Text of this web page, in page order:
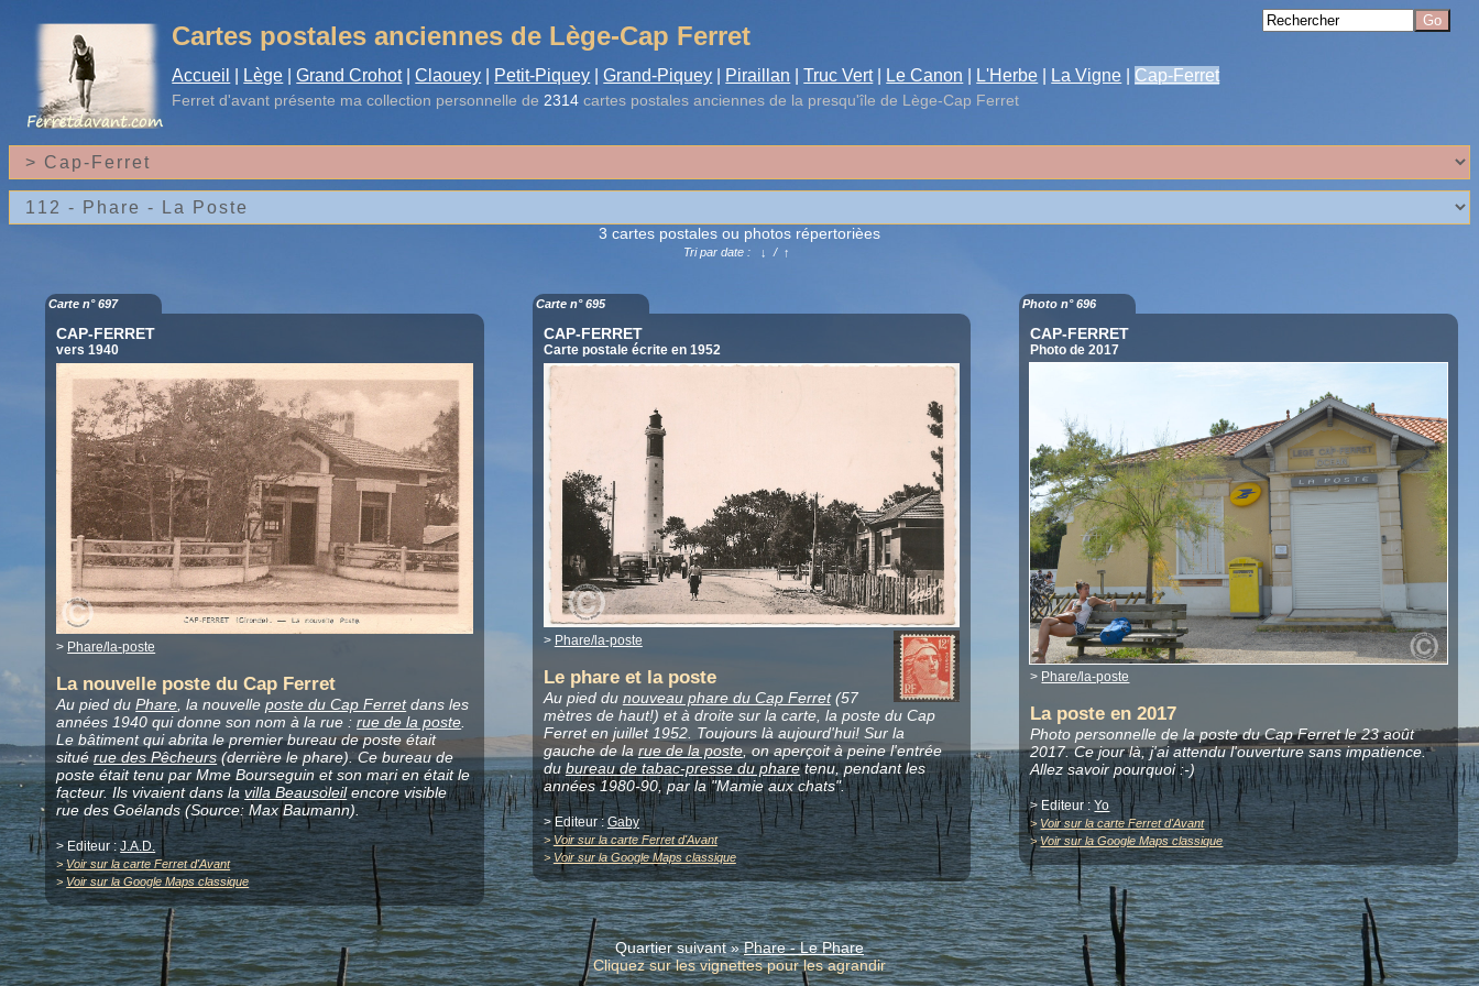
Cartes postales anciennes de Lège-Cap Ferret
Accueil Lège Grand Crohot Claouey Petit-Piquey Grand-Piquey Piraillan Truc Vert Le Canon L'Herbe La Vigne Cap-Ferret
Ferret d'avant présente ma collection personnelle de 2314 cartes postales anciennes de la presqu'île de Lège-Cap Ferret
3 cartes postales ou photos répertorièes
Tri par date : ↓ /↑
Carte n° 697
CAP-FERRET
vers 1940
> Phare/la-poste
La nouvelle poste du Cap Ferret
Au pied duPhare , la nouvelleposte du Cap Ferretdans les
années 1940 qui donne son nom à la rue :rue de la poste
Le bâtiment qui abrita le premier bureau de poste était
situérue des Pêcheurs (derrière le phare). Ce bureau de
poste était tenu par Mme Bourseguin et son mari en était le
facteur. Ils vivaient dans lavilla Beausoleilencore visible
rue des Goélands (Source: Max Baumann).
> Editeur :J.A.D.
>Voir sur la carte Ferret d'Avant
>Voir sur la Google Maps classique
Carte n° 695
CAP-FERRET
Carte postale écrite en 1952
> Phare/la-poste
Le phare et la poste
Au pied du nouveau phare du Cap Ferret(57
mètres de haut!) et à droite sur la carte, la poste du Cap
Ferret en juillet 1952. Toujours là aujourd'hui! Sur la
gauche de la rue de la poste, on aperçoit à peine l'entrée
dubureau de tabac-presse du pharetenu, pendant les
années 1980-90, par la "Mamie aux chats".
> Editeur :Gaby
>Voir sur la carte Ferret d'Avant
> Voir sur la Google Maps classique
Photo n° 696
CAP-FERRET
Photo de 2017
> Phare/la-poste
La poste en 2017
Photo personnelle de la poste du Cap Ferret le 23 août
2017. Ce jour là, j'ai attendu l'ouverture sans impatience.
Allez savoir pourquoi :-)
> Editeur :Yo
> Voir sur la carte Ferret d'Avant
>Voir sur la Google Maps classique
Quartier suivant »Phare - Le Phare
Cliquez sur les vignettes pour les agrandir